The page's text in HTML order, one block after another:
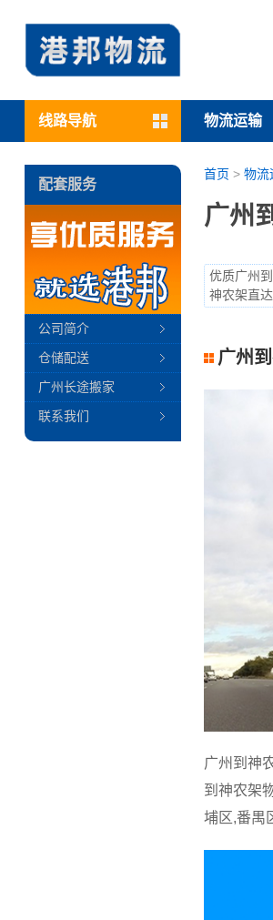
线路导航 物流运输
首页 > 物流
广州
优质广州
神农架直
广州
广州到神
到神农架
埔区,番禺
配套服务
公司简介
仓储配送
广州长途搬家
联系我们